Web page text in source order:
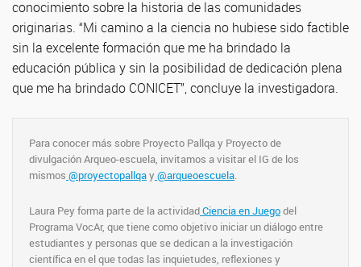
conocimiento sobre la historia de las comunidades
originarias. “Mi camino a la ciencia no hubiese sido factible
sin la excelente formación que me ha brindado la
educación pública y sin la posibilidad de dedicación plena
que me ha brindado CONICET”, concluye la investigadora.
Para conocer más sobre Proyecto Pallqa y Proyecto de
divulgación Arqueo-escuela, invitamos a visitar el IG de los
mismos @proyectopallqay @arqueoescuela.
Laura Pey forma parte de la actividadCiencia en Juegodel
Programa VocAr, que tiene como objetivo iniciar un diálogo entre
estudiantes y personas que se dedican a la investigación
científica en el que todas las inquietudes, reflexiones y